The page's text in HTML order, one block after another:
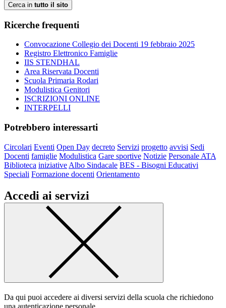
Cerca in tutto il sito
Ricerche frequenti
Convocazione Collegio dei Docenti 19 febbraio 2025
Registro Elettronico Famiglie
IIS STENDHAL
Area Riservata Docenti
Scuola Primaria Rodari
Modulistica Genitori
ISCRIZIONI ONLINE
INTERPELLI
Potrebbero interessarti
Circolari Eventi Open Day decreto Servizi progetto avvisi Sedi
Docenti famiglie Modulistica Gare sportive Notizie Personale ATA
Biblioteca iniziative Albo Sindacale BES - Bisogni Educativi
Speciali Formazione docenti Orientamento
Accedi ai servizi
Da qui puoi accedere ai diversi servizi della scuola che richiedono
una autenticazione personale.